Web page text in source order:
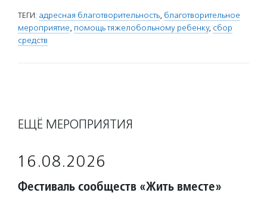
ТЕГИ: адресная благотворительность, благотворительное
мероприятие, помощь тяжелобольному ребенку, сбор
средств
ЕЩЁ МЕРОПРИЯТИЯ
16.08.2026
Фестиваль сообществ «Жить вместе»